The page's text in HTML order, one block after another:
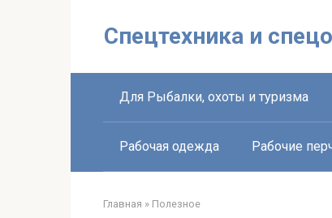
Спецтехника и
Для Рыбалки, охоты и туризма
Рабочая одежда Рабочие
Главная » Полезное